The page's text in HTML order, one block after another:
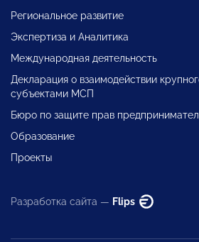
Региональное развитие
Экспертиза и Аналитика
Международная деятельность
Декларация о взаимодействии
субъектами МСП
Бюро по защите прав
Образование
Проекты
Разработка сайта — Flips